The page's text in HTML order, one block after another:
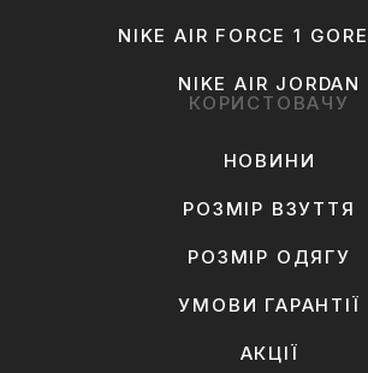
NIKE AIR FORCE 1
NIKE AIR JORDAN
КОРИСТОВАЧУ
НОВИНИ
РОЗМІР ВЗУТТЯ
РОЗМІР ОДЯГУ
УМОВИ ГАРАНТІЇ
АКЦІЇ